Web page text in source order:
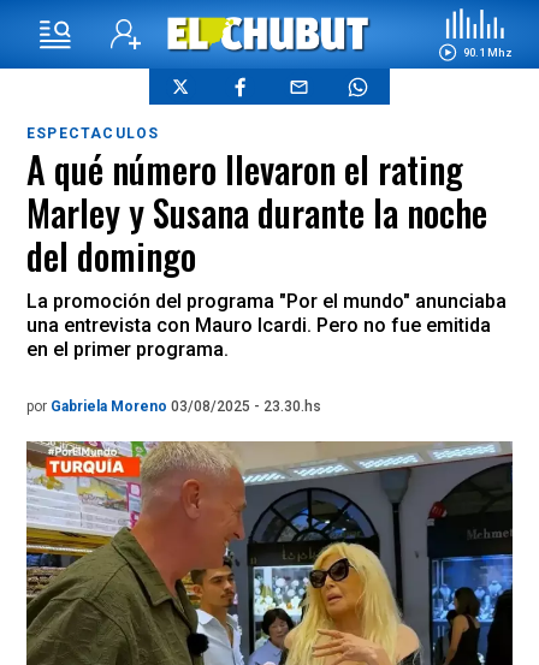
90.1 Mhz
ESPECTACULOS
A qué número llevaron el rating
Marley y Susana durante la noche
del domingo
La promoción del programa "Por el mundo" anunciaba
una entrevista con Mauro Icardi. Pero no fue emitida
en el primer programa.
por Gabriela Moreno 03/08/2025 - 23.30.hs